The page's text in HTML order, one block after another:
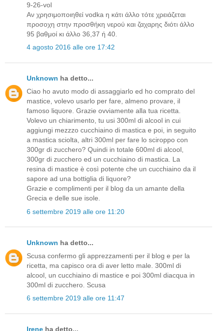
9-26-vol
Αν χρησιμοποιηθεί vodka η κάτι άλλο τότε χρειάζεται
προσοχη στην προσθήκη νερού και ζαχαρης διότι άλλο
95 βαθμοί κι άλλο 36,37 ή 40.
4 agosto 2016 alle ore 17:42
Unknown ha detto...
Ciao ho avuto modo di assaggiarlo ed ho comprato del
mastice, volevo usarlo per fare, almeno provare, il
famoso liquore. Grazie ovviamente alla tua ricetta.
Volevo un chiarimento, tu usi 300ml di alcool in cui
aggiungi mezzzo cucchiaino di mastica e poi, in seguito
a mastica sciolta, altri 300ml per fare lo sciroppo con
300gr di zucchero? Quindi in totale 600ml di alcool,
300gr di zucchero ed un cucchiaino di mastica. La
resina di mastice è così potente che un cucchiaino da il
sapore ad una bottiglia di liquore?
Grazie e complimenti per il blog da un amante della
Grecia e delle sue isole.
6 settembre 2019 alle ore 11:20
Unknown ha detto...
Scusa confermo gli apprezzamenti per il blog e per la
ricetta, ma capisco ora di aver letto male. 300ml di
alcool, un cucchiaino di mastice e poi 300ml diacqua in
300ml di zucchero. Scusa
6 settembre 2019 alle ore 11:47
Irene ha detto...